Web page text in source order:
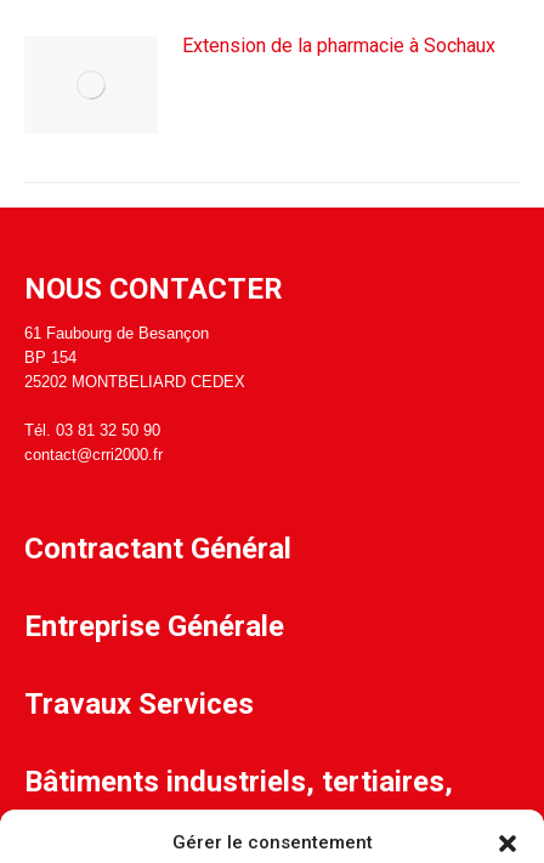
Gérer le consentement
Extension de la pharmacie à Sochaux
NOUS CONTACTER
61 Faubourg de Besançon
BP 154
25202 MONTBELIARD CEDEX
Tél. 03 81 32 50 90
contact@crri2000.fr
Contractant Général
Entreprise Générale
Travaux Services
Bâtiments industriels, tertiaires,